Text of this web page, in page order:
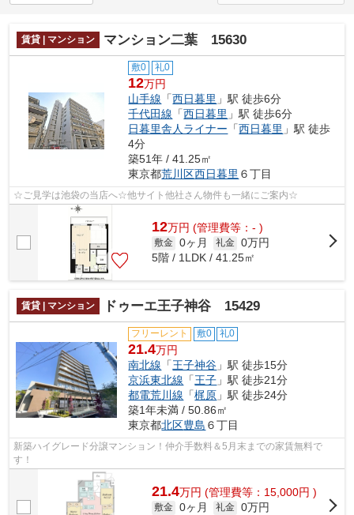
賃貸 | マンション マンション二葉 15630
敷0 礼0
12万円
山手線 「西日暮里 」駅 徒歩6分
千代田線 「西日暮里 」駅 徒歩6分
日暮里舎人ライナー 「西日暮里 」駅 徒歩
4分
築51年 / 41.25㎡
東京都荒川区西日暮里 ６丁目
☆ご見学は池袋の当店へ☆他サイト他社さん物件も一緒にご案内☆
12万円 (管理費等：- )
敷金 0ヶ月 礼金 0万円
5階 / 1LDK / 41.25㎡
賃貸 | マンション ドゥーエ王子神谷 15429
フリーレント 敷0 礼0
21.4万円
南北線 「王子神谷 」駅 徒歩15分
京浜東北線 「王子 」駅 徒歩21分
都電荒川線 「梶原 」駅 徒歩24分
築1年未満 / 50.86㎡
東京都北区豊島 ６丁目
新築ハイグレード分譲マンション！仲介手数料＆5月末までの家賃無料で
す！
21.4万円 (管理費等：15,000円 )
敷金 0ヶ月 礼金 0万円